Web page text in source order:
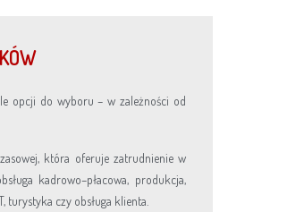
opcji do wyboru – w zależności od
która oferuje zatrudnienie w
kadrowo–płacowa, produkcja,
turystyka czy obsługa klienta.